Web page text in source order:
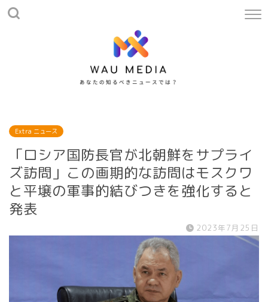
Extra ニュース
「ロシア国防長官が北朝鮮をサプライ
ズ訪問」この画期的な訪問はモスクワ
と平壌の軍事的結びつきを強化すると
発表
2023年7月25日